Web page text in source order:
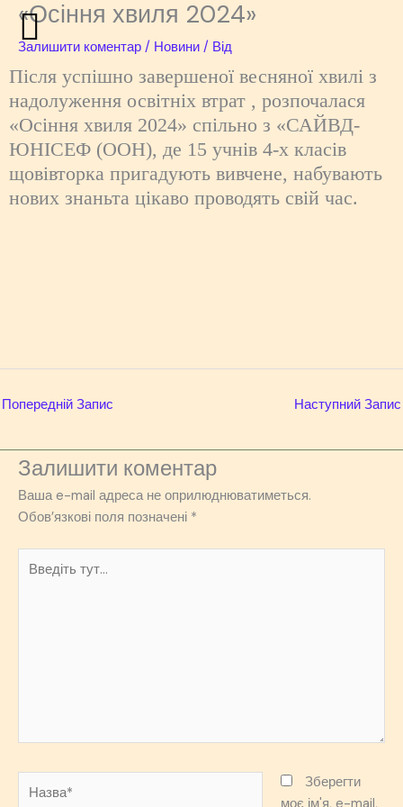
Перейти
вмісту
«Осіння хвиля 2024»
Залишити коментар / Новини / Від
Після успішно завершеної весняної хвилі з
надолуження освітніх втрат , розпочалася
«Осіння хвиля 2024» спільно з «САЙВД-
ЮНІСЕФ (ООН), де 15 учнів 4-х класів
щовівторка пригадують вивчене, набувають
нових знаньта цікаво проводять свій час.
Попередній Запис Наступний Запис
Залишити коментар
Ваша e-mail адреса не оприлюднюватиметься.
Обов’язкові поля позначені *
тут...
Зберегти